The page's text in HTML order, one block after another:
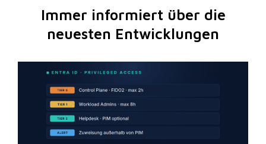
Immer informiert über die
neuesten Entwicklungen